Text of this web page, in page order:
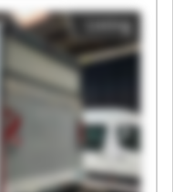
Frank Pelka
Maschinen GmbH
Frank Pelka
Maschinen GmbH
Frank Pelka
Maschinen GmbH
Frank Pelka
Maschinen GmbH
Frank Pelka
Listing